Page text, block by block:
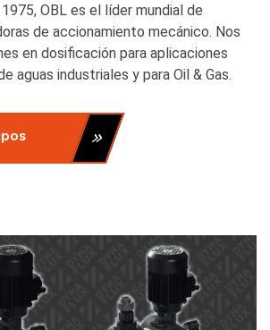
OBL es el líder mundial de
de accionamiento mecánico. Nos
en dosificación para aplicaciones
aguas industriales y para Oil & Gas.